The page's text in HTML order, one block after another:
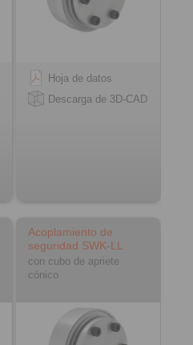
Hoja de datos
Descarga de 3D-CAD
Acoplamiento de
seguridad SWK-LL
con cubo de apriete
cónico